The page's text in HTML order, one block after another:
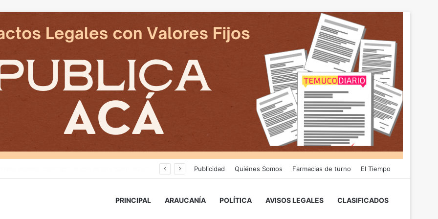
Publicidad Quiénes Somos Farmacias de turno El Tiempo
PRINCIPAL ARAUCANÍA POLÍTICA AVISOS LEGALES CLASIFICADOS